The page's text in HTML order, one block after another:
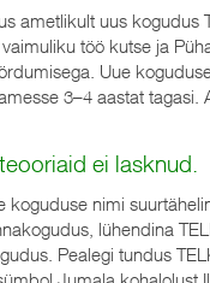
ametlikult uus kogudus
töö kutse ja
Uue
3–4 aastat tagasi.
ei lasknud.
nimi
lühendina
Pealegi tundus